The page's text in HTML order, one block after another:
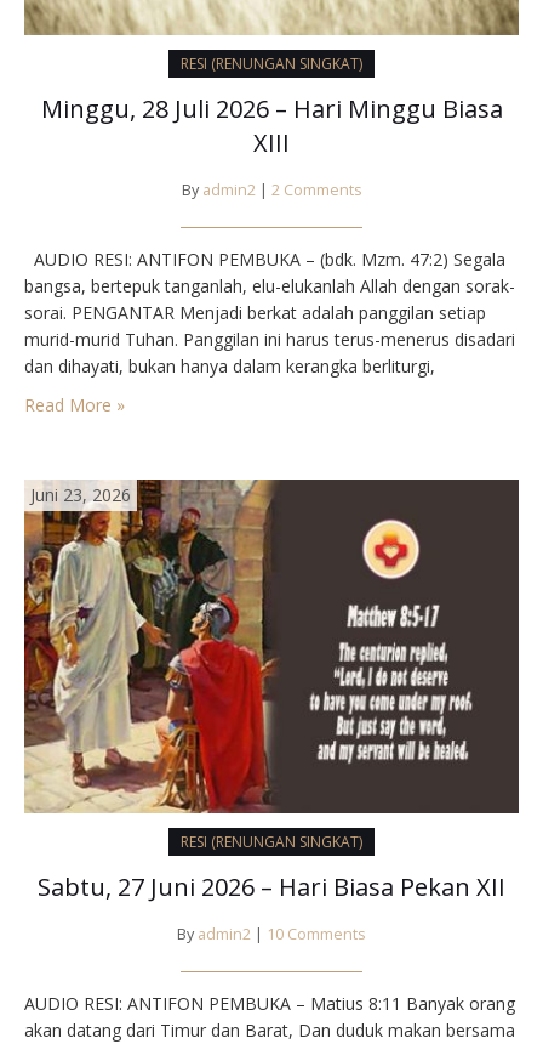
RESI (RENUNGAN SINGKAT)
Minggu, 28 Juli 2026 – Hari Minggu Biasa
XIII
By admin2 | 2 Comments
AUDIO RESI: ANTIFON PEMBUKA – (bdk. Mzm. 47:2) Segala
bangsa, bertepuk tanganlah, elu-elukanlah Allah dengan sorak-
sorai. PENGANTAR Menjadi berkat adalah panggilan setiap
murid-murid Tuhan. Panggilan ini harus terus-menerus disadari
dan dihayati, bukan hanya dalam kerangka berliturgi,
melainkan juga dalam konteks hidup sehari-hari. Dengan
menjadi berkat bagi sesama, kita akan semakin menampakkan
Read More »
Juni 23, 2026
RESI (RENUNGAN SINGKAT)
Sabtu, 27 Juni 2026 – Hari Biasa Pekan XII
By admin2 | 10 Comments
AUDIO RESI: ANTIFON PEMBUKA – Matius 8:11 Banyak orang
akan datang dari Timur dan Barat, Dan duduk makan bersama